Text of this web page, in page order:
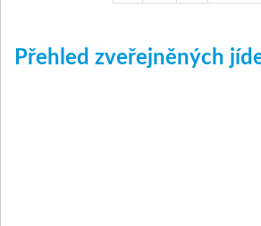
Přehled zveřejněných